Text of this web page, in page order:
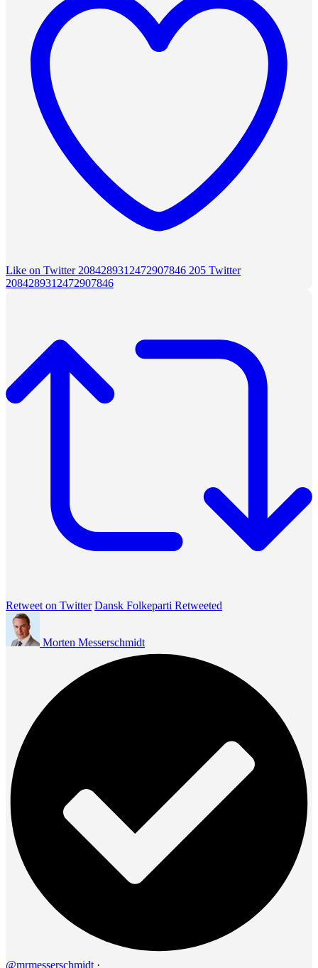
Like on Twitter 2084289312472907846 205 Twitter
2084289312472907846
Retweet on Twitter Dansk Folkeparti Retweeted
Morten Messerschmidt
@mrmesserschmidt ·